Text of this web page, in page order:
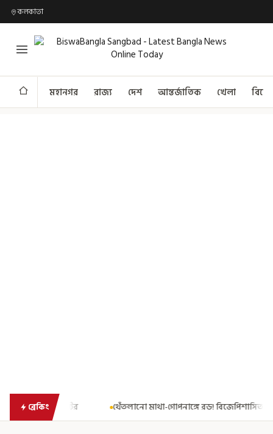
কলকাতা
মহানগর রাজ্য দেশ আন্তর্জাতিক খেলা
ব্রেকিং
থেঁতলানো মাথা-গোপনাঙ্গে রড! বিজেপিশাসিত অসমে নাবালিকার নৃশংস পরিণতি